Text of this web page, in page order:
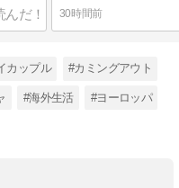
30時間前
カップル #カミングアウト
#海外生活 #ヨーロッパ